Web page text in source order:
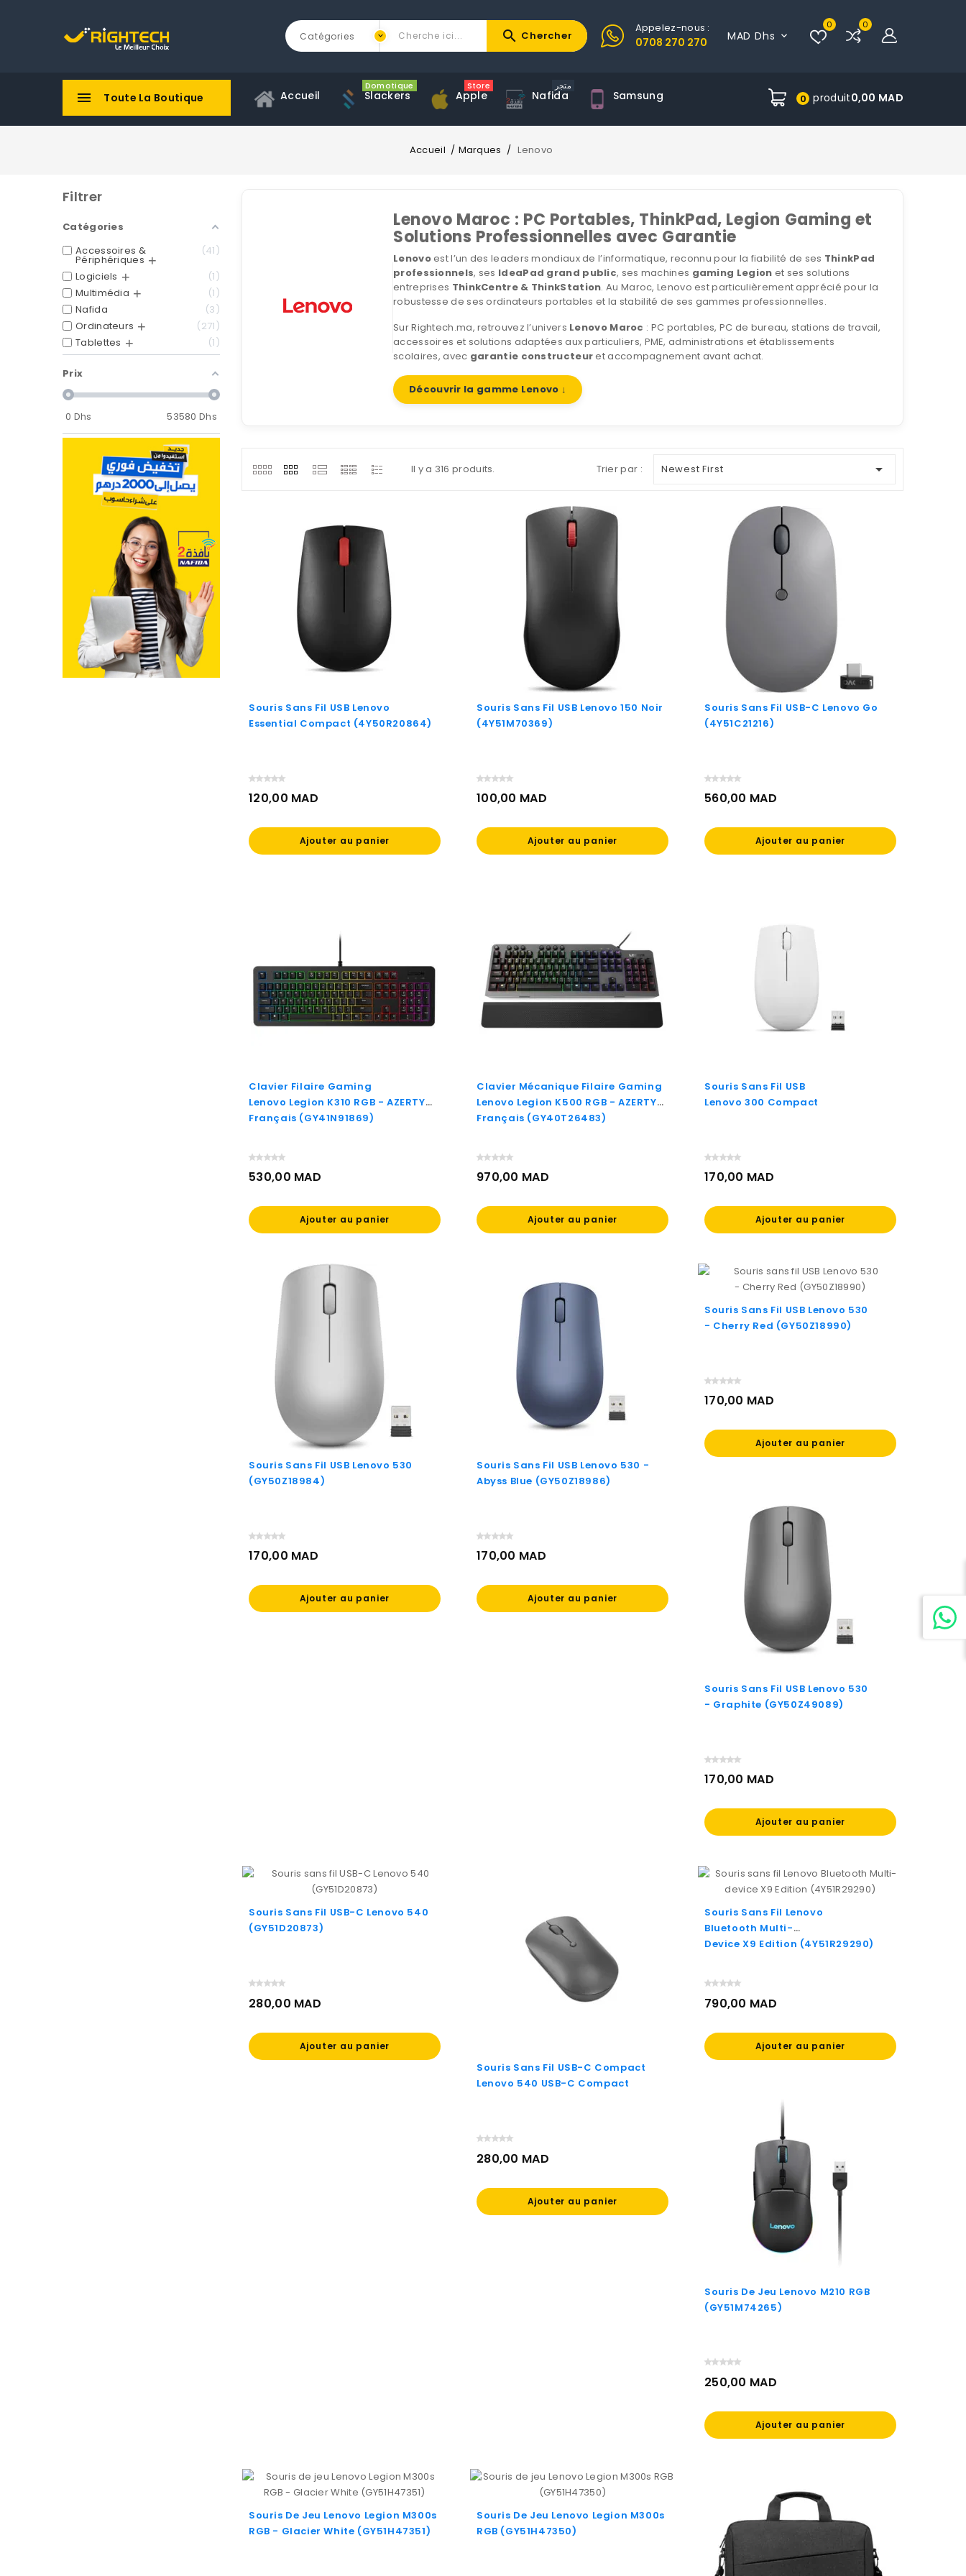
0
0
MAD Dhs 
Appelez-nous :
0708 270 270
search Chercher
 Toute La Boutique Accueil Slackers
Domotique
Apple
Store
Nafida
متجر
Samsung 0 produit0,00 MAD
Accueil Marques Lenovo
Filtrer
Catégories
Accessoires &
Périphériques
41
Logiciels
1
Multimédia
1
Nafida
3
Ordinateurs
271
Tablettes
1
Prix
0 Dhs 53580 Dhs
Lenovo Maroc : PC Portables, ThinkPad, Legion Gaming et
Solutions Professionnelles avec Garantie
Lenovoest l’un des leaders mondiaux de l’informatique, reconnu pour la fiabilité de ses ThinkPad
professionnels, ses IdeaPad grand public, ses machines gaming Legion et ses solutions
entreprises ThinkCentre & ThinkStation. Au Maroc, Lenovo est particulièrement apprécié pour la
robustesse de ses ordinateurs portables et la stabilité de ses gammes professionnelles.
Sur Rightech.ma, retrouvez l’univers Lenovo Maroc : PC portables, PC de bureau, stations de travail,
accessoires et solutions adaptées aux particuliers, PME, administrations et établissements
scolaires, avec garantie constructeuret accompagnement avant achat.
Découvrir la gamme Lenovo ↓
Il y a 316 produits. Trier par : Newest First 
Souris Sans Fil USB Lenovo
Essential Compact (4Y50R20864)
120,00 MAD
Ajouter au panier
Souris Sans Fil USB Lenovo 150 Noir
(4Y51M70369)
100,00 MAD
Ajouter au panier
Souris Sans Fil USB-C Lenovo Go
(4Y51C21216)
560,00 MAD
Ajouter au panier
Clavier Filaire Gaming
Lenovo Legion K310 RGB - AZERTY
Français (GY41N91869)
530,00 MAD
Ajouter au panier
Clavier Mécanique Filaire Gaming
Lenovo Legion K500 RGB - AZERTY
Français (GY40T26483)
970,00 MAD
Ajouter au panier
Souris Sans Fil USB
Lenovo 300 Compact
170,00 MAD
Ajouter au panier
Souris Sans Fil USB Lenovo 530
(GY50Z18984)
170,00 MAD
Ajouter au panier
Souris Sans Fil USB Lenovo 530 -
Abyss Blue (GY50Z18986)
170,00 MAD
Ajouter au panier
Souris Sans Fil USB Lenovo 530
- Cherry Red (GY50Z18990)
170,00 MAD
Ajouter au panier
Souris Sans Fil USB Lenovo 530
- Graphite (GY50Z49089)
170,00 MAD
Ajouter au panier
Souris Sans Fil USB-C Lenovo 540
(GY51D20873)
280,00 MAD
Ajouter au panier
Souris Sans Fil USB-C Compact
Lenovo 540 USB-C Compact
280,00 MAD
Ajouter au panier
Souris Sans Fil Lenovo
Bluetooth Multi-
Device X9 Edition (4Y51R29290)
790,00 MAD
Ajouter au panier
Souris De Jeu Lenovo M210 RGB
(GY51M74265)
250,00 MAD
Ajouter au panier
Souris De Jeu Lenovo Legion M300s
RGB - Glacier White (GY51H47351)
Souris De Jeu Lenovo Legion M300s
RGB (GY51H47350)